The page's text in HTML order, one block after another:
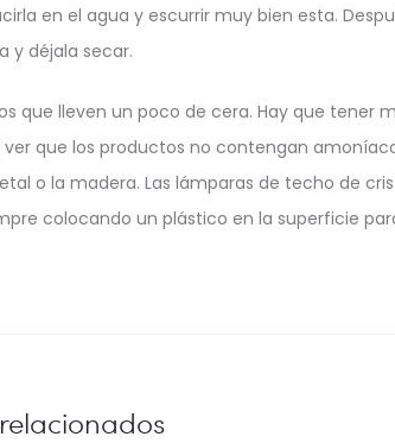
en el agua y escurrir muy bien esta.
y déjala secar.
que lleven un poco de cera. Hay que tener
que los productos no contengan
o la madera. Las lámparas de techo de
colocando un plástico en la superficie